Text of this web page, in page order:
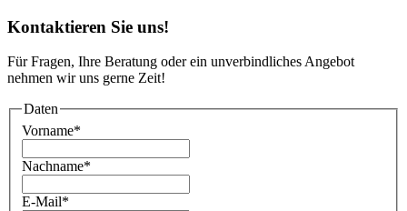
Kontaktieren Sie uns!
Für Fragen, Ihre Beratung oder ein unverbindliches Angebot
nehmen wir uns gerne Zeit!
Daten
Vorname*
Nachname*
E-Mail*